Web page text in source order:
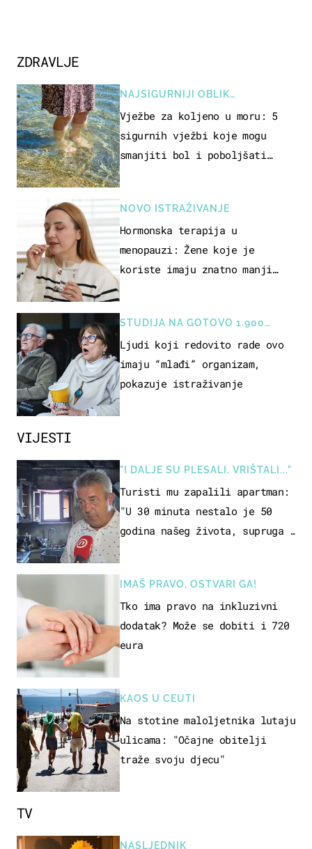
VIJESTI
"I DALJE SU PLESALI, VRIŠTALI..."
Turisti mu zapalili apartman:
"U 30 minuta nestalo je 50
godina našeg života, supruga i
IMAŠ PRAVO, OSTVARI GA!
Tko ima pravo na inkluzivni
dodatak? Može se dobiti i 720
eura
KAOS U CEUTI
Na stotine maloljetnika lutaju
ulicama: "Očajne obitelji
traže svoju djecu"
ZDRAVLJE
NAJSIGURNIJI OBLIK
REKREACIJE
Vježbe za koljeno u moru: 5
sigurnih vježbi koje mogu
smanjiti bol i poboljšati
NOVO ISTRAŽIVANJE
Hormonska terapija u
menopauzi: Žene koje je
koriste imaju znatno manji
STUDIJA NA GOTOVO 1.900
OSOBA
Ljudi koji redovito rade ovo
imaju “mlađi” organizam,
pokazuje istraživanje
TV
NASLJEDNIK